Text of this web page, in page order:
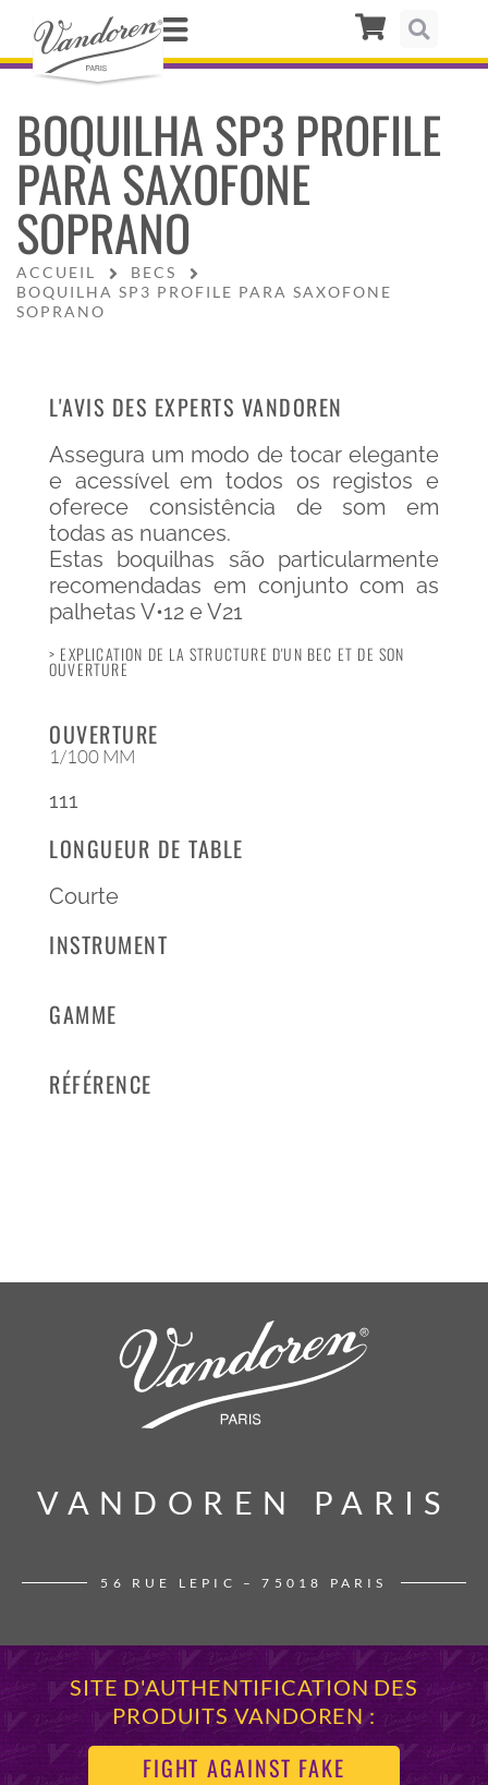
BOQUILHA SP3 PROFILE
PARA SAXOFONE
SOPRANO
ACCUEIL
BECS
BOQUILHA SP3 PROFILE PARA SAXOFONE
SOPRANO
L'AVIS DES EXPERTS VANDOREN
Assegura um modo de tocar elegante
e acessível em todos os registos e
oferece consistência de som em
todas as nuances.
Estas boquilhas são particularmente
recomendadas em conjunto com as
palhetas V•12 e V21
> EXPLICATION DE LA STRUCTURE D'UN BEC ET DE SON
OUVERTURE
OUVERTURE
1/100 MM
111
LONGUEUR DE TABLE
Courte
INSTRUMENT
GAMME
RÉFÉRENCE
VANDOREN PARIS
VANDOREN PARIS
56 RUE LEPIC – 75018 PARIS
SITE D'AUTHENTIFICATION DES
PRODUITS VANDOREN :
FIGHT AGAINST FAKE